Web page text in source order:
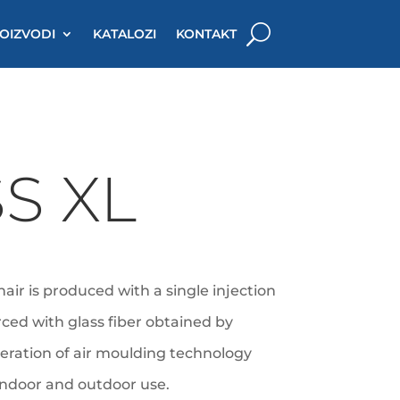
KATALOZI KONTAKT
XL
is produced with a single injection
with glass fiber obtained by
of air moulding technology
and outdoor use.